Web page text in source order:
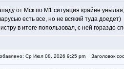
от Мск по М1 ситуация крайне
есть все, но не всякий туда доедет)
в итоге попользовал, с ней гораздо
Ср Июл 08, 2026 9:25 pm Заголовок